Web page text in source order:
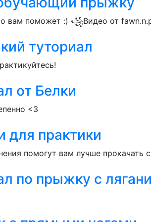
вам поможет :) ꧁Видео от
туториал
от Белки
<3
практики
помогут вам лучше прокачать
по прыжку с